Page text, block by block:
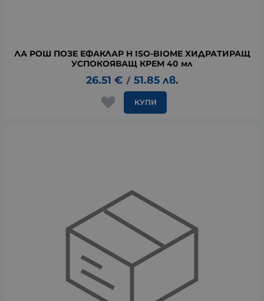
ЛА РОШ ПОЗЕ ЕФАКЛАР H ISO-BIOME ХИДРАТИРАЩ
УСПОКОЯВАЩ КРЕМ 40 мл
26.51 € / 51.85 лв.
КУПИ